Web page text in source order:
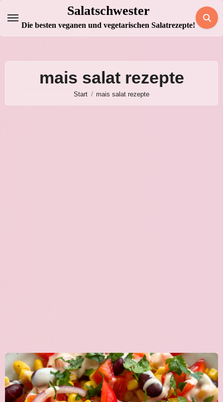
Inhalt
springen
Salatschwester
Die besten veganen und vegetarischen Salatrezepte!
mais salat rezepte
Start mais salat rezepte